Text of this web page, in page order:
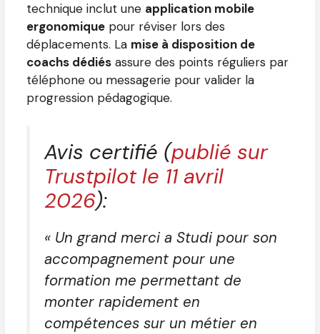
technique inclut une application mobile
ergonomique pour réviser lors des
déplacements. La mise à disposition de
coachs dédiés assure des points réguliers par
téléphone ou messagerie pour valider la
progression pédagogique.
Avis certifié (publié sur
Trustpilot le 11 avril
2026):
« Un grand merci a Studi pour son
accompagnement pour une
formation me permettant de
monter rapidement en
compétences sur un métier en